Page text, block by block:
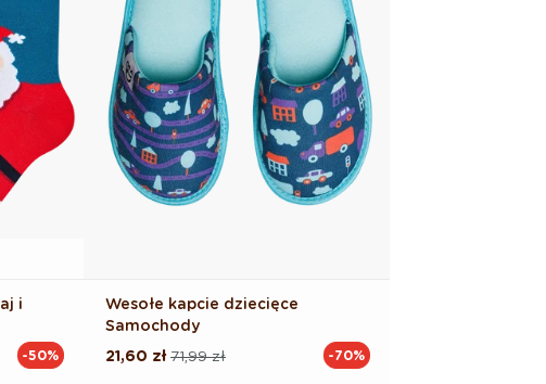
i
-50%
Wesołe kapcie dziecięce
Samochody
Cena
71,99 zł
Cena
21,60 zł -70%